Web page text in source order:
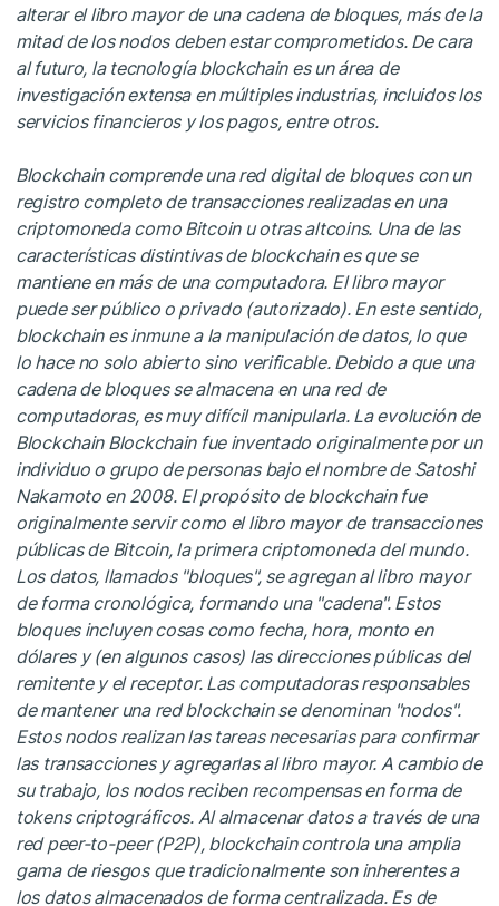
alterar el libro mayor de una cadena de bloques, más de la
mitad de los nodos deben estar comprometidos. De cara
al futuro, la tecnología blockchain es un área de
investigación extensa en múltiples industrias, incluidos los
servicios financieros y los pagos, entre otros.
Blockchain comprende una red digital de bloques con un
registro completo de transacciones realizadas en una
criptomoneda como Bitcoin u otras altcoins. Una de las
características distintivas de blockchain es que se
mantiene en más de una computadora. El libro mayor
puede ser público o privado (autorizado). En este sentido,
blockchain es inmune a la manipulación de datos, lo que
lo hace no solo abierto sino verificable. Debido a que una
cadena de bloques se almacena en una red de
computadoras, es muy difícil manipularla. La evolución de
Blockchain Blockchain fue inventado originalmente por un
individuo o grupo de personas bajo el nombre de Satoshi
Nakamoto en 2008. El propósito de blockchain fue
originalmente servir como el libro mayor de transacciones
públicas de Bitcoin, la primera criptomoneda del mundo.
Los datos, llamados "bloques", se agregan al libro mayor
de forma cronológica, formando una "cadena". Estos
bloques incluyen cosas como fecha, hora, monto en
dólares y (en algunos casos) las direcciones públicas del
remitente y el receptor. Las computadoras responsables
de mantener una red blockchain se denominan "nodos".
Estos nodos realizan las tareas necesarias para confirmar
las transacciones y agregarlas al libro mayor. A cambio de
su trabajo, los nodos reciben recompensas en forma de
tokens criptográficos. Al almacenar datos a través de una
red peer-to-peer (P2P), blockchain controla una amplia
gama de riesgos que tradicionalmente son inherentes a
los datos almacenados de forma centralizada. Es de